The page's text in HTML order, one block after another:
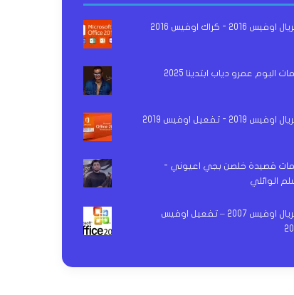
اوفيس 2016 - كراك اوفيس 2016
البوم عمرو دياب ابتدينا 2025
2019 - تفعيل اوفيس 2019
قصيدة خلصن بجي اعيوني -
الوائلي
سيريال اوفيس 2007 – تفعيل اوفيس